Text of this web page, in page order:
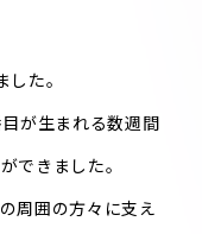
た。
が生まれる数週間
できました。
周囲の方々に支え